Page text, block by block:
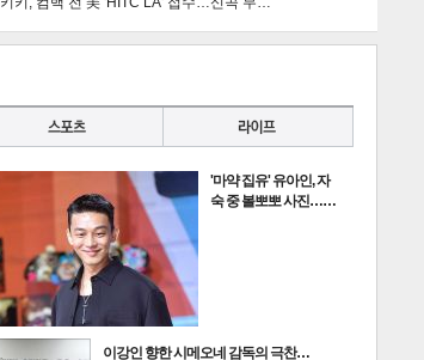
'마약 집유' 유아인, 자
숙 중 볼뽀뽀 사진……
이강인 향한 시메오네 감독의 극찬…